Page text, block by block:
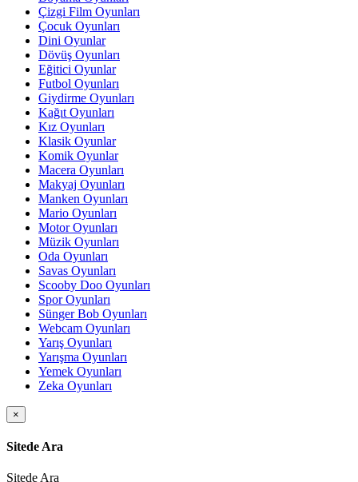
Çizgi Film Oyunları
Çocuk Oyunları
Dini Oyunlar
Dövüş Oyunları
Eğitici Oyunlar
Futbol Oyunları
Giydirme Oyunları
Kağıt Oyunları
Kız Oyunları
Klasik Oyunlar
Komik Oyunlar
Macera Oyunları
Makyaj Oyunları
Manken Oyunları
Mario Oyunları
Motor Oyunları
Müzik Oyunları
Oda Oyunları
Savas Oyunları
Scooby Doo Oyunları
Spor Oyunları
Sünger Bob Oyunları
Webcam Oyunları
Yarış Oyunları
Yarışma Oyunları
Yemek Oyunları
Zeka Oyunları
×
Sitede Ara
Sitede Ara